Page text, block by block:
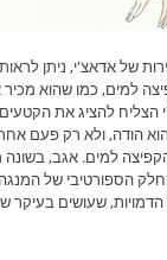
של אדאצ'י, ניתן
למים, כמו שהוא מכיר
הצליח להציג את
הודה, ולא רק פעם
למים. אגב, בשונה
הספורטיבי של
שעושים בעיקר